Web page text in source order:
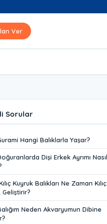
Ver
Sorular
Hangi Balıklarla Yaşar?
Dişi Erkek Ayrımı Nasıl
Kuyruk Balıkları Ne Zaman Kılıç
Geliştirir?
Neden Akvaryumun Dibine